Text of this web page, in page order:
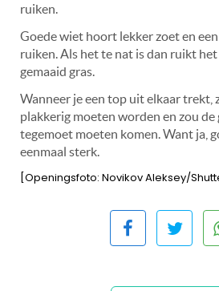
ruiken.
Goede wiet hoort lekker zoet en
ruiken. Als het te nat is dan ruikt
gemaaid gras.
Wanneer je een top uit elkaar trekt,
plakkerig moeten worden en zou de
tegemoet moeten komen. Want ja,
eenmaal sterk.
[Openingsfoto: Novikov Aleksey/